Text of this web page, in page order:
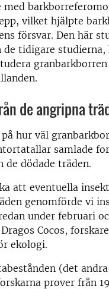
med
vilket hjälpte
försvar. Den här
tidigare studierna,
de angripna
hur väl
samlade
de dödade träden.
att eventuella
genomförde vi
under februari
Cocos,
ekologi.
(det
prover från